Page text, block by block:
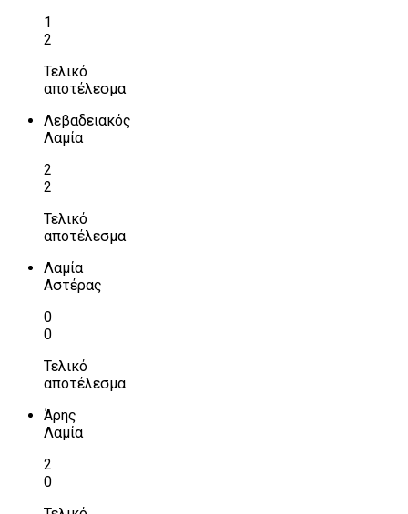
1
2
Τελικό
αποτέλεσμα
Λεβαδειακός
Λαμία
2
2
Τελικό
αποτέλεσμα
Λαμία
Αστέρας
0
0
Τελικό
αποτέλεσμα
Άρης
Λαμία
2
0